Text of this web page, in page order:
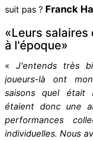
suit pas ? Franck
«Leurs salaires
à l'époque»
« J'entends très
joueurs-là ont
saisons quel était
étaient donc une
performances
individuelles. Nous